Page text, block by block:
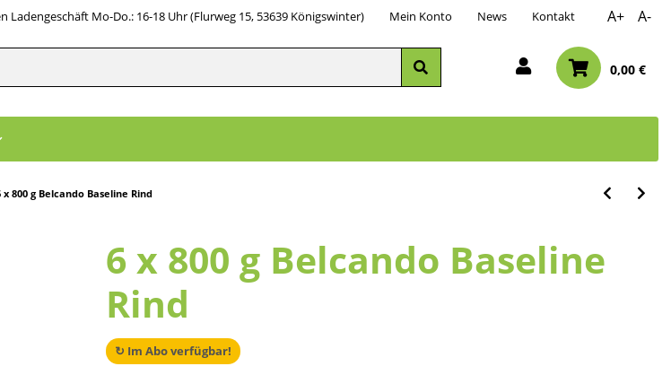
Ladengeschäft Mo-Do.: 16-18 Uhr (Flurweg 15, 53639 Königswinter) Mein Konto News Kontakt A+ A-
0,00 €
x 800 g Belcando Baseline Rind
6 x 800 g Belcando Baseline
Rind
↻ Im Abo verfügbar!